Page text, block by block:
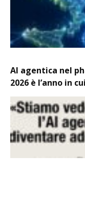
AI agentica nel
2026 è l’anno in